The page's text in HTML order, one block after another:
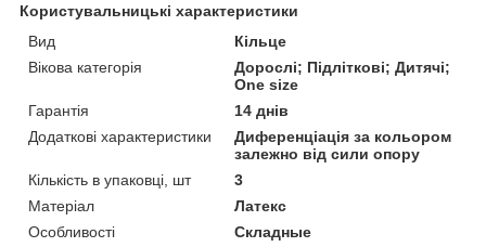
Користувальницькі характеристики
Вид
Кільце
Вікова категорія
Дорослі; Підліткові; Дитячі;
One size
Гарантія
14 днів
Додаткові характеристики
Диференціація за кольором
залежно від сили опору
Кількість в упаковці, шт
3
Матеріал
Латекс
Особливості
Складные